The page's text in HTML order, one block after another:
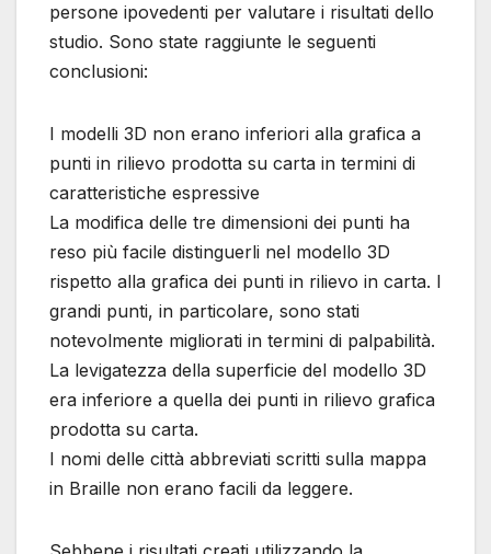
persone ipovedenti per valutare i risultati dello
studio. Sono state raggiunte le seguenti
conclusioni:
I modelli 3D non erano inferiori alla grafica a
punti in rilievo prodotta su carta in termini di
caratteristiche espressive
La modifica delle tre dimensioni dei punti ha
reso più facile distinguerli nel modello 3D
rispetto alla grafica dei punti in rilievo in carta. I
grandi punti, in particolare, sono stati
notevolmente migliorati in termini di palpabilità.
La levigatezza della superficie del modello 3D
era inferiore a quella dei punti in rilievo grafica
prodotta su carta.
I nomi delle città abbreviati scritti sulla mappa
in Braille non erano facili da leggere.